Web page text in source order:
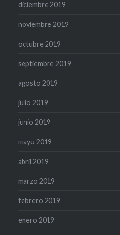
diciembre 2019
noviembre 2019
octubre 2019
septiembre 2019
agosto 2019
julio 2019
junio 2019
mayo 2019
abril 2019
marzo 2019
febrero 2019
enero 2019